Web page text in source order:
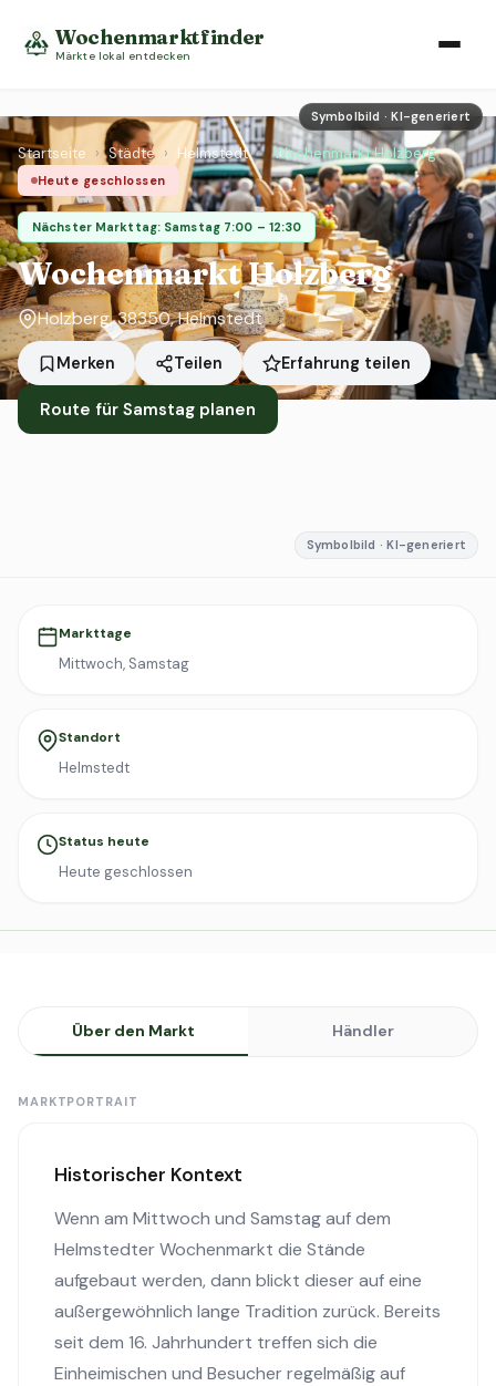
Wochenmarktfinder
Märkte lokal entdecken
Symbolbild · KI-generiert
Startseite › Städte › Helmstedt › Wochenmarkt Holzberg
Heute geschlossen
Nächster Markttag: Samstag 7:00 – 12:30
Wochenmarkt Holzberg
Holzberg, 38350, Helmstedt
Merken Teilen Erfahrung teilen
Route für Samstag planen
Symbolbild · KI-generiert
Markttage
Mittwoch, Samstag
Standort
Helmstedt
Status heute
Heute geschlossen
Über den Markt Händler
MARKTPORTRAIT
Historischer Kontext
Wenn am Mittwoch und Samstag auf dem
Helmstedter Wochenmarkt die Stände
aufgebaut werden, dann blickt dieser auf eine
außergewöhnlich lange Tradition zurück. Bereits
seit dem 16. Jahrhundert treffen sich die
Einheimischen und Besucher regelmäßig auf